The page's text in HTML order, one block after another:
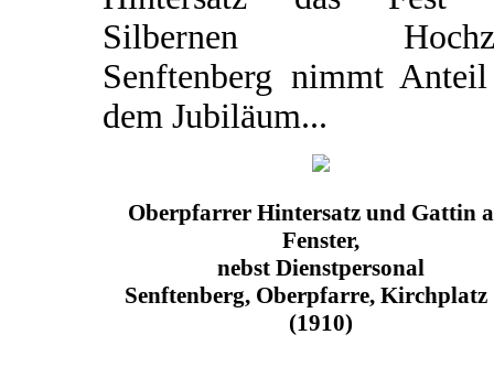
Silbernen
Senftenberg nimmt
dem Jubiläum...
Oberpfarrer Hintersatz und Gattin
Fenster,
nebst Dienstpersonal
Senftenberg, Oberpfarre, Kirchplatz
(1910)